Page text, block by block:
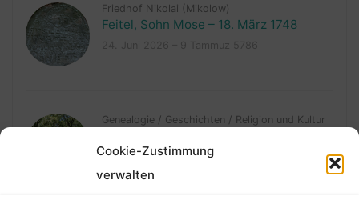
Cookie-Zustimmung
verwalten
Friedhof Nikolai (Mikolow)
Feitel, Sohn Mose – 18. März 1748
Genealogie/ Geschichten / Religion und Kultur
Vorfahren
24. Mai 2026 – 8 Sivan 5786